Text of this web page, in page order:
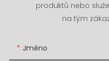
produktů nebo
na tým
Jméno